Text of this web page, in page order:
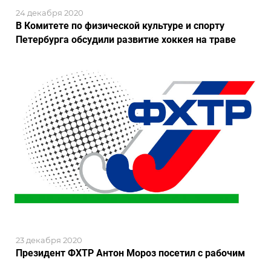
В Комитете по физической культуре и спорту
Петербурга обсудили развитие хоккея на траве
24 декабря 2020
Президент ФХТР Антон Мороз посетил с рабочим
23 декабря 2020